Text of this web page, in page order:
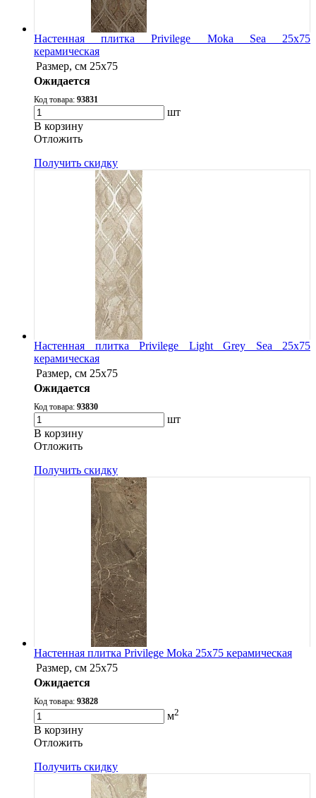
Настенная плитка Privilege Moka Sea 25x75
керамическая
Размер, см 25x75
Ожидается
Код товара: 93831
шт
В корзину
Oтложить
Получить скидку
Настенная плитка Privilege Light Grey Sea 25x75
керамическая
Размер, см 25x75
Ожидается
Код товара: 93830
шт
В корзину
Oтложить
Получить скидку
Настенная плитка Privilege Moka 25x75 керамическая
Размер, см 25x75
Ожидается
Код товара: 93828
м2
В корзину
Oтложить
Получить скидку